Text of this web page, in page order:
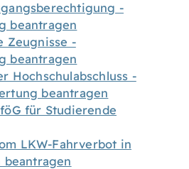
-
beantragen
Zeugnisse -
beantragen
Hochschulabschluss -
beantragen
für Studierende
LKW-Fahrverbot in
beantragen